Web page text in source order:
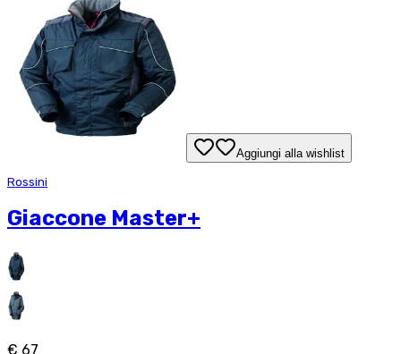
Aggiungi alla wishlist
Rossini
Giaccone Master+
€ 67